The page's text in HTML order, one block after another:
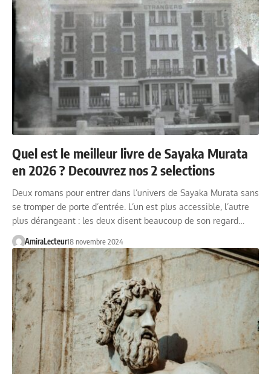
Quel est le meilleur livre de Sayaka Murata
en 2026 ? Decouvrez nos 2 selections
Deux romans pour entrer dans l’univers de Sayaka Murata sans
se tromper de porte d’entrée. L’un est plus accessible, l’autre
plus dérangeant : les deux disent beaucoup de son regard…
AmiraLecteur18 novembre 2024